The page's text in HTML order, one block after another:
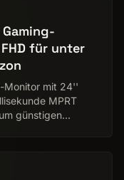
für unter
Monitor mit 24''
MPRT
günstigen